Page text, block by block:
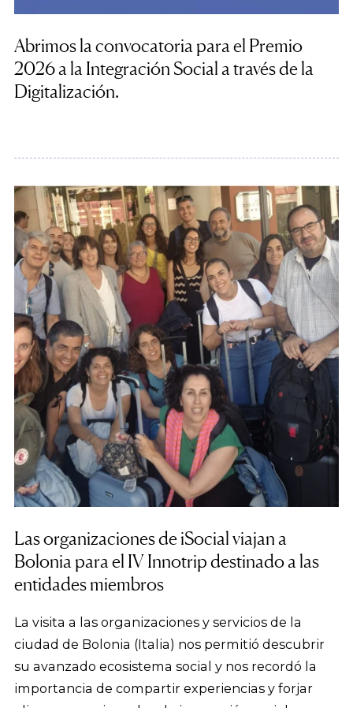
Abrimos la convocatoria para el Premio
2026 a la Integración Social a través de la
Digitalización.
Las organizaciones de iSocial viajan a
Bolonia para el IV Innotrip destinado a las
entidades miembros
La visita a las organizaciones y servicios de la
ciudad de Bolonia (Italia) nos permitió descubrir
su avanzado ecosistema social y nos recordó la
importancia de compartir experiencias y forjar